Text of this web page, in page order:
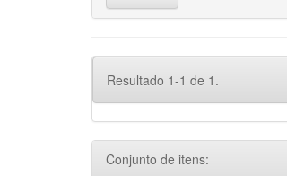
Resultado 1-1 de 1.
Conjunto de itens: